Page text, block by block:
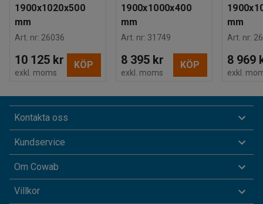
1900x1020x500
mm
Art. nr: 26036
10 125 kr
exkl. moms
KÖP
1900x1000x400
mm
Art. nr: 31749
8 395 kr
exkl. moms
KÖP
mm
Art. nr:
8 969
exkl.
Kontakta oss
Kundservice
Om Cowab
Villkor